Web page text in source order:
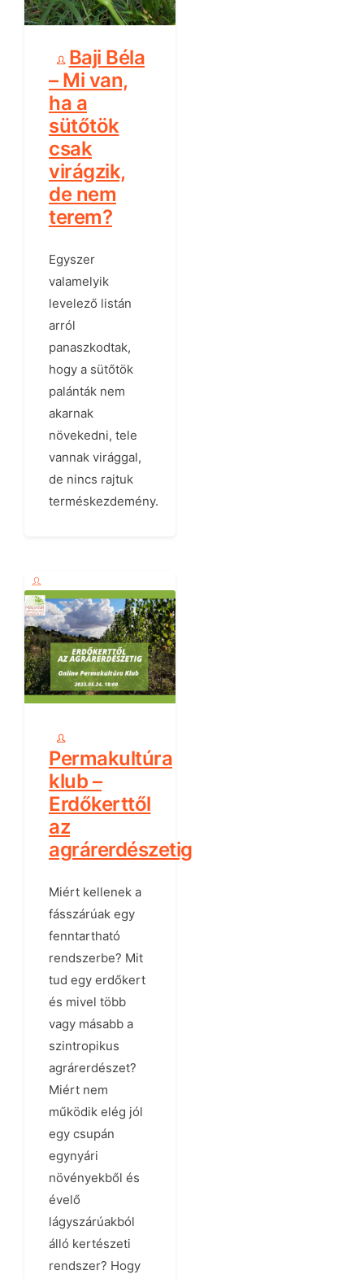
Baji Béla
– Mi van,
ha a
sütőtök
csak
virágzik,
de nem
terem?
Egyszer
valamelyik
levelező listán
arról
panaszkodtak,
hogy a sütőtök
palánták nem
akarnak
növekedni, tele
vannak virággal,
de nincs rajtuk
terméskezdemény.
Permakultúra
klub –
Erdőkerttől
az
agrárerdészetig
Miért kellenek a
fásszárúak egy
fenntartható
rendszerbe? Mit
tud egy erdőkert
és mivel több
vagy másabb a
szintropikus
agrárerdészet?
Miért nem
működik elég jól
egy csupán
egynyári
növényekből és
évelő
lágyszárúakból
álló kertészeti
rendszer? Hogy